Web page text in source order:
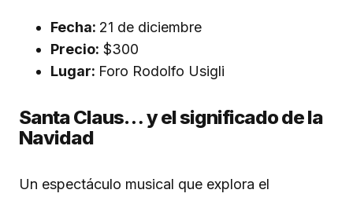
Fecha: 21 de diciembre
Precio: $300
Lugar: Foro Rodolfo Usigli
Santa Claus… y el significado de la
Navidad
Un espectáculo musical que explora el